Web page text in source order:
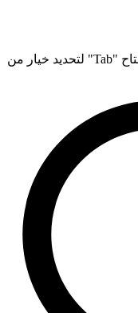
ابدأ الكتابة في مربع البحث، ثم استخدِم مفتاح "Tab" لتحديد خيار من